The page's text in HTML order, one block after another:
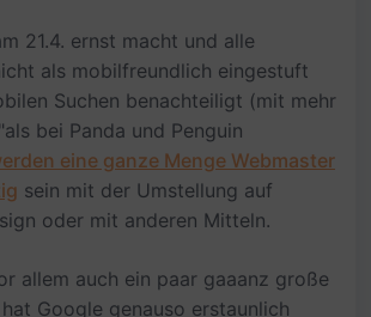
21.4. ernst macht und alle
als mobilfreundlich eingestuft
Suchen benachteiligt (mit mehr
bei Panda und Penguin
eine ganze Menge Webmaster
sein mit der Umstellung auf
oder mit anderen Mitteln.
allem auch ein paar gaaanz große
Google genauso erstaunlich